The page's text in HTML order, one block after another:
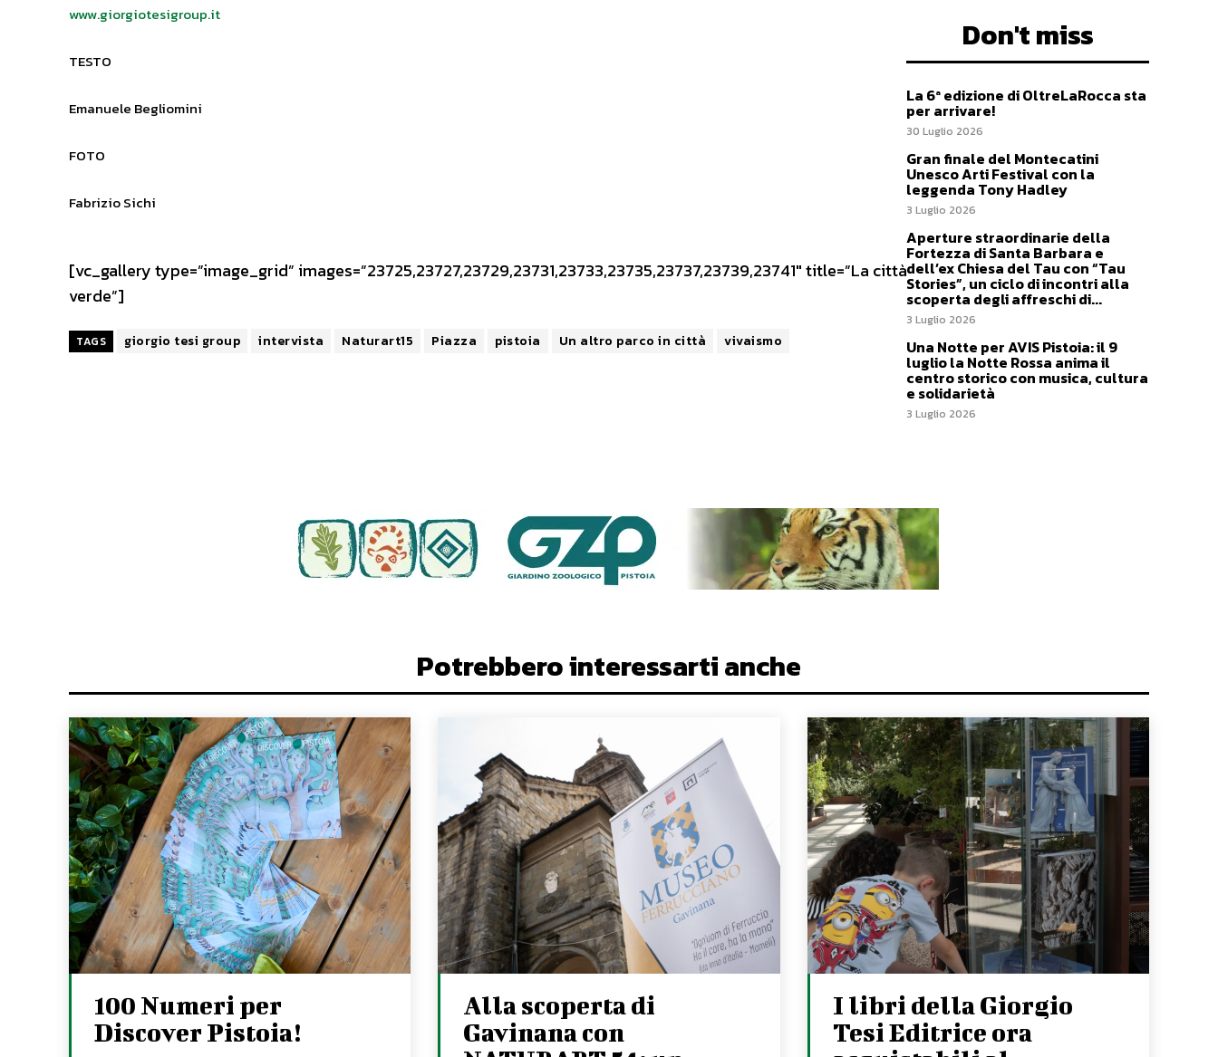
www.giorgiotesigroup.it
TESTO
Emanuele Begliomini
FOTO
Fabrizio Sichi
[vc_gallery type=”image_grid” images=”23725,23727,23729,23731,23733,23735,23737,23739,23741″ title=”La città vestita di
verde”]
TAGS giorgio tesi group intervista Naturart15 Piazza pistoia Un altro parco in città vivaismo
Don't miss
La 6ª edizione di OltreLaRocca sta
per arrivare!
30 Luglio 2026
Gran finale del Montecatini
Unesco Arti Festival con la
leggenda Tony Hadley
3 Luglio 2026
Aperture straordinarie della
Fortezza di Santa Barbara e
dell’ex Chiesa del Tau con “Tau
Stories”, un ciclo di incontri alla
scoperta degli affreschi di...
3 Luglio 2026
Una Notte per AVIS Pistoia: il 9
luglio la Notte Rossa anima il
centro storico con musica, cultura
e solidarietà
3 Luglio 2026
Potrebbero interessarti anche
100 Numeri per
Discover Pistoia!
Alla scoperta di
Gavinana con
I libri della Giorgio
Tesi Editrice ora